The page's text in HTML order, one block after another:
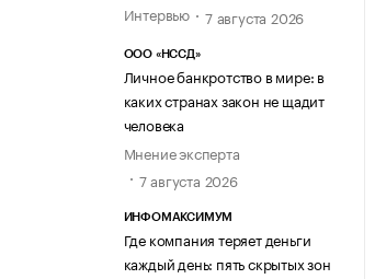
Интервью
7 августа 2026
ООО «НССД»
Личное банкротство в мире: в
каких странах закон не щадит
человека
Мнение эксперта
7 августа 2026
ИНФОМАКСИМУМ
Где компания теряет деньги
каждый день: пять скрытых зон